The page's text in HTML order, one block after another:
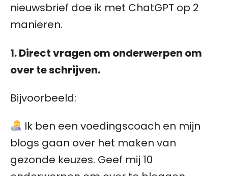
nieuwsbrief doe ik met ChatGPT op 2
manieren.
1. Direct vragen om onderwerpen om
over te schrijven.
Bijvoorbeeld:
Ik ben een voedingscoach en mijn
blogs gaan over het maken van
gezonde keuzes. Geef mij 10